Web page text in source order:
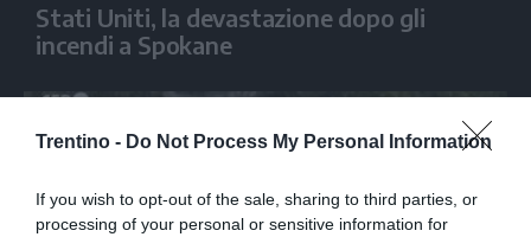
Trentino - Do Not Process My Personal Information
If you wish to opt-out of the sale, sharing to third parties, or
processing of your personal or sensitive information for
Stati Uniti, la devastazione dopo gli
incendi a Spokane